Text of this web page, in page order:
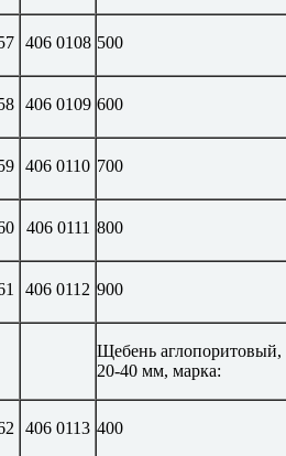
406 0108 500
406 0109 600
406 0110 700
406 0111 800
406 0112 900
Щебень аглопоритовый,
20-40 мм, марка:
406 0113 400